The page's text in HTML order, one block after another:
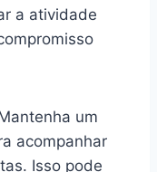
a atividade
um
acompanhar
Isso pode